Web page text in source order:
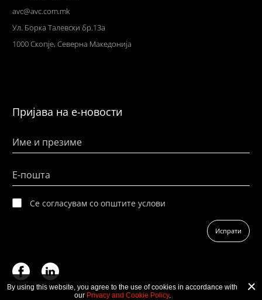
By using this website, you agree to the use of cookies in accordance with
our Privacy and Cookie Policy.
avc@avc.com.mk
Ул. Борка Талевски бр.13а
1000 Скопје, Северна Македонија
Пријава на е-новости
Име и презиме
Е-пошта
Се согласувам со општите услови
Испрати